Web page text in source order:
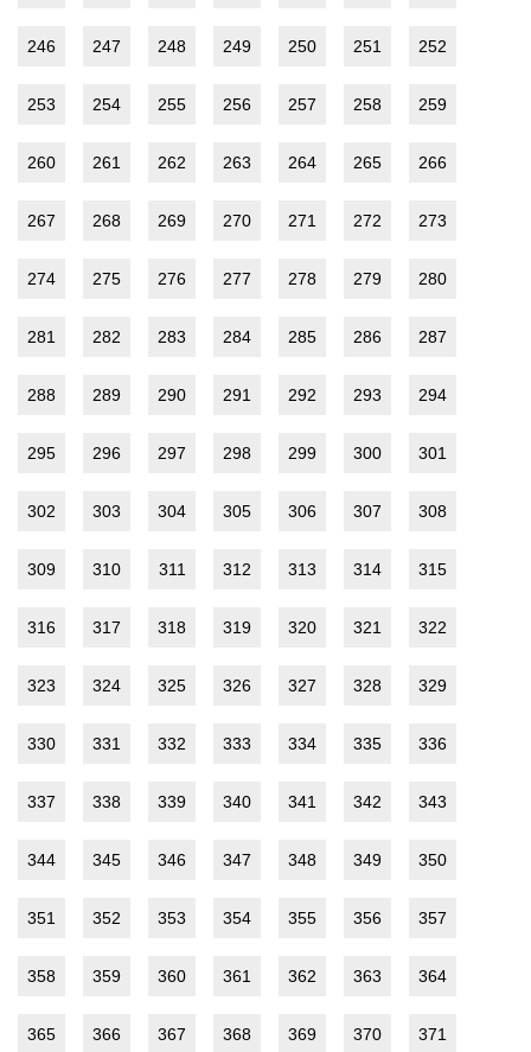
246 247 248 249 250 251 252
253 254 255 256 257 258 259
260 261 262 263 264 265 266
267 268 269 270 271 272 273
274 275 276 277 278 279 280
281 282 283 284 285 286 287
288 289 290 291 292 293 294
295 296 297 298 299 300 301
302 303 304 305 306 307 308
309 310 311 312 313 314 315
316 317 318 319 320 321 322
323 324 325 326 327 328 329
330 331 332 333 334 335 336
337 338 339 340 341 342 343
344 345 346 347 348 349 350
351 352 353 354 355 356 357
358 359 360 361 362 363 364
365 366 367 368 369 370 371